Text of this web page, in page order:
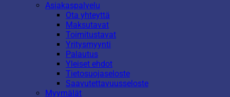
Asiakaspalvelu
Ota yhteyttä
Maksutavat
Toimitustavat
Yritysmyynti
Palautus
Yleiset ehdot
Tietosuojaseloste
Saavutettavuusseloste
Myymälät